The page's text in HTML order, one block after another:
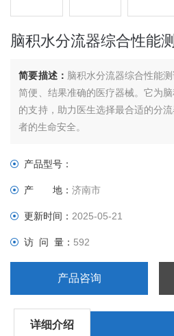
脑积水分流器综合性能
简要描述： 脑积水分流器综合性能
简便、结果准确的医疗器械。它为
的支持，助力医生选择最合适的分
者的生命安全。
产品型号：
产 地：济南市
更新时间：2025-05-21
访 问 量： 592
产品咨询
详细介绍